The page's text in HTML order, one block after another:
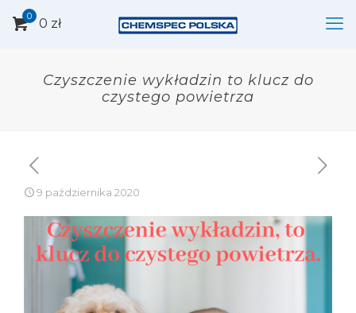
0 0 zł
Czyszczenie wykładzin to klucz do
czystego powietrza
9 października 2020